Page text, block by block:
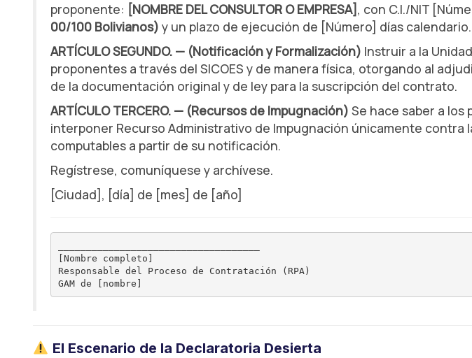
proponente: [NOMBRE DEL CONSULTOR O EMPRESA], con C.I./NIT
00/100 Bolivianos) y un plazo de ejecución de [Número] días calendario.
ARTÍCULO SEGUNDO. — (Notificación y Formalización) Instruir a la
proponentes a través del SICOES y de manera física, otorgando al
de la documentación original y de ley para la suscripción del contrato.
ARTÍCULO TERCERO. — (Recursos de Impugnación) Se hace saber a los
interponer Recurso Administrativo de Impugnación únicamente
computables a partir de su notificación.
Regístrese, comuníquese y archívese.
[Ciudad], [día] de [mes] de [año]
[Nombre completo]
Responsable del Proceso de Contratación (RPA)
El Escenario de la Declaratoria Desierta